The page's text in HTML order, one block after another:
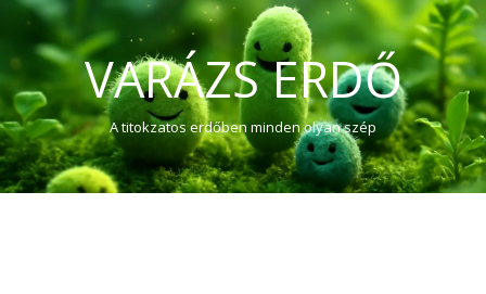
VARÁZS ERDŐ
A titokzatos erdőben minden olyan szép